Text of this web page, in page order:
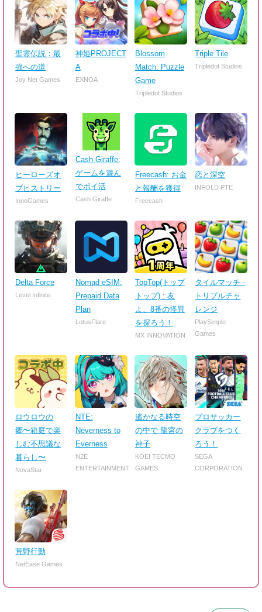
聖霊伝説：最
強への道
Joy Net Games
神姫PROJECT
A
EXNOA
Blossom
Match: Puzzle
Game
Tripledot Studios
Triple Tile
Tripledot Studios
ヒーローズオ
ブヒストリー
InnoGames
Cash Giraffe:
ゲームを遊ん
でポイ活
Cash Giraffe
Freecash: お金
と報酬を獲得
Freecash
恋と深空
INFOLD PTE
Delta Force
Level Infinite
Nomad eSIM:
Prepaid Data
Plan
LotusFlare
TopTop(トップ
トップ) : 友
よ、8番の怪異
を探ろう！
MX INNOVATION
タイルマッチ -
トリプルチャ
レンジ
PlaySimple
Games
ロウロウの
郷〜箱庭で楽
しむ不思議な
暮らし〜
NovaStar
NTE:
Neverness to
Everness
N2E
ENTERTAINMENT
遙かなる時空
の中で 龍宮の
神子
KOEI TECMO
GAMES
プロサッカー
クラブをつく
ろう！
SEGA
CORPORATION
荒野行動
NetEase Games